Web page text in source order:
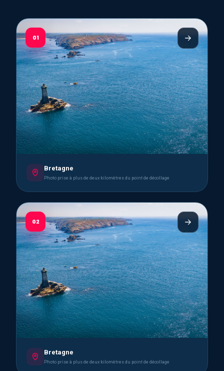
01
Bretagne
Photo prise à plus de deux kilomètres du point de décollage
02
Bretagne
Photo prise à plus de deux kilomètres du point de décollage